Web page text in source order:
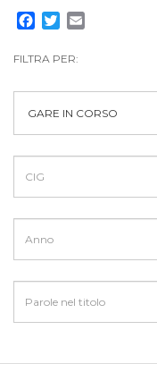
Facebook
Twitter
FILTRA PER:
GARE IN CORSO